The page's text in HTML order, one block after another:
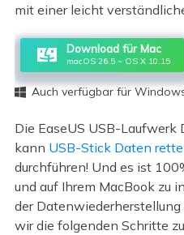
mit einer leicht
Download für Mac
macOS 26.5 ~ OS X 10.15
 Auch verfügbar für
Die EaseUS USB-
kann USB-Stick Daten
durchführen! Und es ist
und auf Ihrem MacBook zu
der
wir die folgenden Schritte